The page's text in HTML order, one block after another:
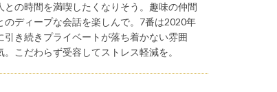
との時間を満喫したくなりそう。趣味の仲間
のディープな会話を楽しんで。7番は2020年
引き続きプライベートが落ち着かない雰囲
。こだわらず受容してストレス軽減を。